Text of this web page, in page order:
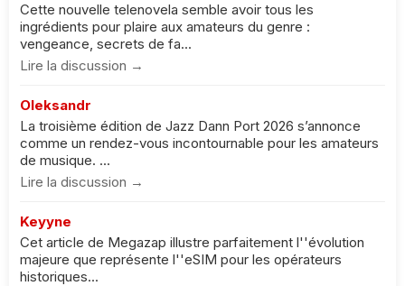
Cette nouvelle telenovela semble avoir tous les
ingrédients pour plaire aux amateurs du genre :
vengeance, secrets de fa...
Lire la discussion →
Oleksandr
La troisième édition de Jazz Dann Port 2026 s’annonce
comme un rendez-vous incontournable pour les amateurs
de musique. ...
Lire la discussion →
Keyyne
Cet article de Megazap illustre parfaitement l''évolution
majeure que représente l''eSIM pour les opérateurs
historiques...